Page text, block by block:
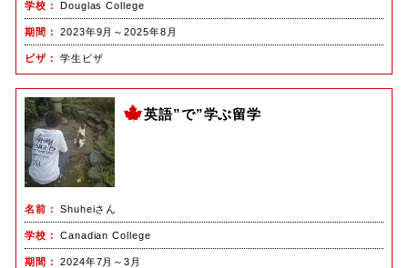
学校 Douglas College
期間 2023年9月～2025年8月
ビザ 学生ビザ
英語”で”学ぶ留学
名前 Shuheiさん
学校 Canadian College
期間 2024年7月～3月